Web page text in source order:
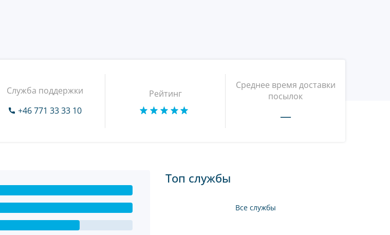
Служба поддержки
+46 771 33 33 10
Рейтинг
Среднее время доставки
посылок
—
Топ службы
Все службы